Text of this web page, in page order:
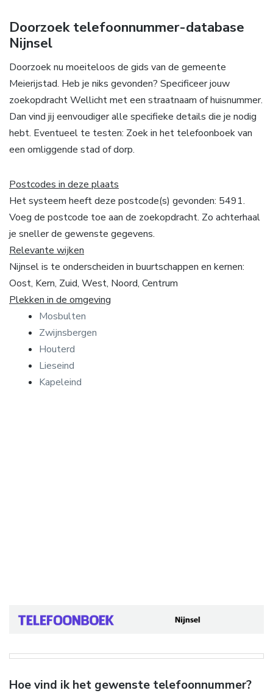
Doorzoek telefoonnummer-database
Nijnsel
Doorzoek nu moeiteloos de gids van de gemeente
Meierijstad. Heb je niks gevonden? Specificeer jouw
zoekopdracht Wellicht met een straatnaam of huisnummer.
Dan vind jij eenvoudiger alle specifieke details die je nodig
hebt. Eventueel te testen: Zoek in het telefoonboek van
een omliggende stad of dorp.
Postcodes in deze plaats
Het systeem heeft deze postcode(s) gevonden: 5491.
Voeg de postcode toe aan de zoekopdracht. Zo achterhaal
je sneller de gewenste gegevens.
Relevante wijken
Nijnsel is te onderscheiden in buurtschappen en kernen:
Oost, Kern, Zuid, West, Noord, Centrum
Plekken in de omgeving
Mosbulten
Zwijnsbergen
Houterd
Lieseind
Kapeleind
Hoe vind ik het gewenste telefoonnummer?